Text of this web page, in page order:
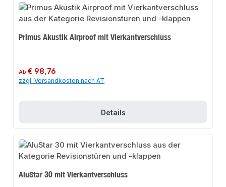
Primus Akustik Airproof mit Vierkantverschluss
Regulärer Preis:
Ab€ 98,76
zzgl. Versandkosten nach AT
Details
AluStar 30 mit Vierkantverschluss